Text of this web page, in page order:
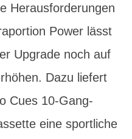
Herausforderungen
Power lässt
Upgrade noch auf
Dazu liefert
Cues 10-Gang-
eine sportliche